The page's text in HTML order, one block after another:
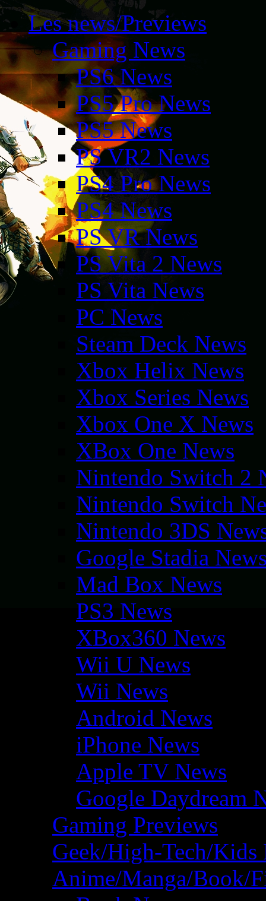
Les news/Previews
Gaming News
PS6 News
PS5 Pro News
PS5 News
PS VR2 News
PS4 Pro News
PS4 News
PS VR News
PS Vita 2 News
PS Vita News
PC News
Steam Deck News
Xbox Helix News
Xbox Series News
Xbox One X News
XBox One News
Nintendo Switch 2
Nintendo Switch
Nintendo 3DS
Google Stadia
Mad Box News
PS3 News
XBox360 News
Wii U News
Wii News
Android News
iPhone News
Apple TV News
Google Daydream
Gaming Previews
Geek/High-Tech/Kids
Anime/Manga/Book/